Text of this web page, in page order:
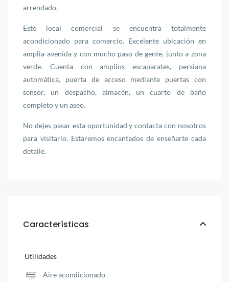
arrendado.
Este local comercial se encuentra totalmente
acondicionado para comercio. Excelente ubicación en
amplia avenida y con mucho paso de gente, junto a zona
verde. Cuenta con amplios escaparates, persiana
automática, puerta de acceso mediante puertas con
sensor, un despacho, almacén, un cuarto de baño
completo y un aseo.
No dejes pasar esta oportunidad y contacta con nosotros
para visitarlo. Estaremos encantados de enseñarte cada
detalle.
Características
Utilidades
Aire acondicionado